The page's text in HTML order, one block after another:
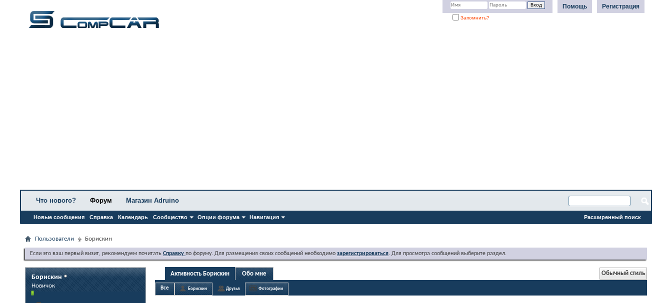
Регистрация
Помощь
Запомнить?
Что нового? Форум
Новые сообщения Справка Календарь Сообщество Опции форума Навигация
Магазин Adruino
Расширенный поиск
Пользователи Борискин
Если это ваш первый визит, рекомендуем почитать Справку по форуму. Для размещения своих сообщений необходимо зарегистрироваться. Для просмотра сообщений выберите раздел.
Борискин
Новичок
Активность Борискин Обо мне
Все Борискин Друзья Фотографии